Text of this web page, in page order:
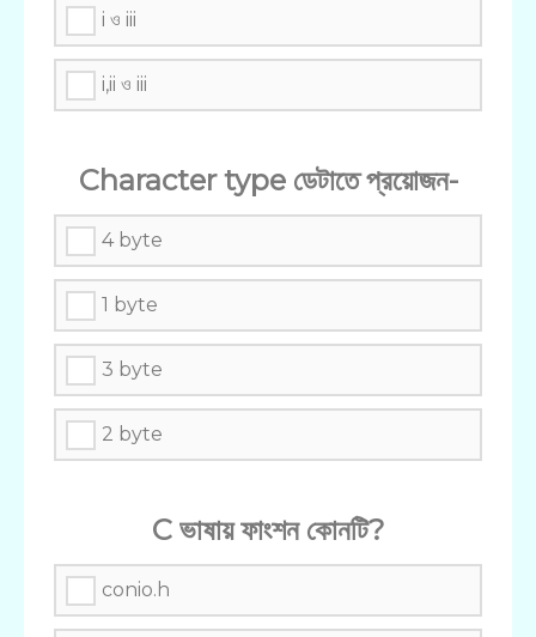
i ও iii
i,ii ও iii
Character type ডেটাতে প্রয়োজন-
4 byte
1 byte
3 byte
2 byte
C ভাষায় ফাংশন কোনটি?
conio.h